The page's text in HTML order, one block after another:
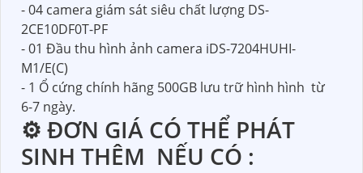
- 04 camera giám sát siêu chất lượng DS-
2CE10DF0T-PF
- 01 Đầu thu hình ảnh camera iDS-7204HUHI-
M1/E(C)
- 1 Ổ cứng chính hãng 500GB lưu trữ hình hình từ
6-7 ngày.
⚙ ĐƠN GIÁ CÓ THỂ PHÁT
SINH THÊM NẾU CÓ :